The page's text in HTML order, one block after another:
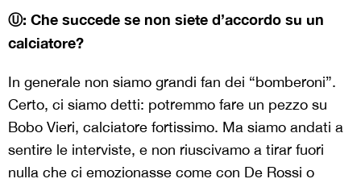
Ⓤ: Che succede se non siete d’accordo su un
calciatore?
In generale non siamo grandi fan dei “bomberoni”.
Certo, ci siamo detti: potremmo fare un pezzo su
Bobo Vieri, calciatore fortissimo. Ma siamo andati a
sentire le interviste, e non riuscivamo a tirar fuori
nulla che ci emozionasse come con De Rossi o